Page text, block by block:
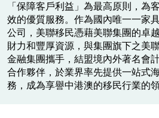
理
財
商
業
「保障客戶利益」為最高原則，為
效的優質服務。作為國內唯一一家
公司，美聯移民憑藉美聯集團的卓
財力和豐厚資源，與集團旗下之美
金融集團攜手，結盟境內外著名會
合作夥伴，於業界率先提供一站式
務，成為享譽中港澳的移民行業的領